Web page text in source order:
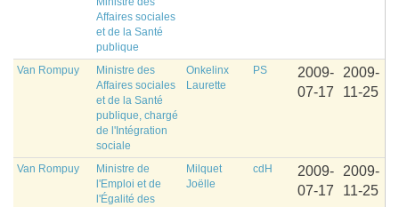
Affaires sociales
et de la Santé
publique
Van Rompuy
Ministre des
Affaires sociales
et de la Santé
publique, chargé
de l'Intégration
sociale
Onkelinx
Laurette
PS
2009-
07-17
2009-
11-25
Van Rompuy
Ministre de
l'Emploi et de
l'Égalité des
Milquet
Joëlle
cdH
2009-
07-17
2009-
11-25